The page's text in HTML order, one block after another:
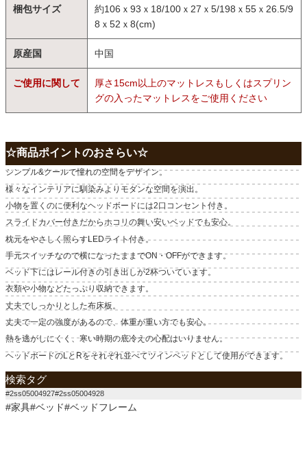
梱包サイズ
約106ｘ93ｘ18/100ｘ27ｘ5/198ｘ55ｘ26.5/9
8ｘ52ｘ8(cm)
原産国 中国
ご使用に関して
厚さ15cm以上のマットレスもしくはスプリン
グの入ったマットレスをご使用ください
☆商品ポイントのおさらい☆
シンプル&クールで憧れの空間をデザイン。
様々なインテリアに馴染みよりモダンな空間を演出。
小物を置くのに便利なヘッドボードには2口コンセント付き。
スライドカバー付きだからホコリの舞い安いベッドでも安心。
枕元をやさしく照らすLEDライト付き。
手元スイッチなので横になったままでON・OFFができます。
ベッド下にはレール付きの引き出しが2杯ついています。
衣類や小物などたっぷり収納できます。
丈夫でしっかりとした布床板。
丈夫で一定の強度があるので、体重が重い方でも安心。
熱を逃がしにくく、寒い時期の底冷えの心配はいりません。
ヘッドボードのLとRをそれぞれ並べてツインベッドとして使用ができます。
検索タグ
#2ss05004927#2ss05004928
#家具#ベッド#ベッドフレーム